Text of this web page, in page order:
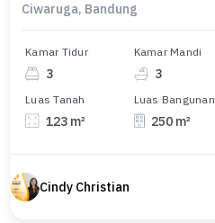
Ciwaruga, Bandung
Kamar Tidur
3
Kamar Mandi
3
Luas Tanah
123 m²
Luas Bangunan
250 m²
Cindy Christian